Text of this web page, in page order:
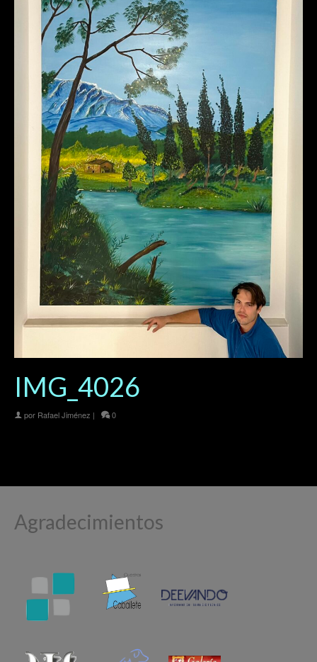
IMG_4026
por Rafael Jiménez | 0
Agradecimientos